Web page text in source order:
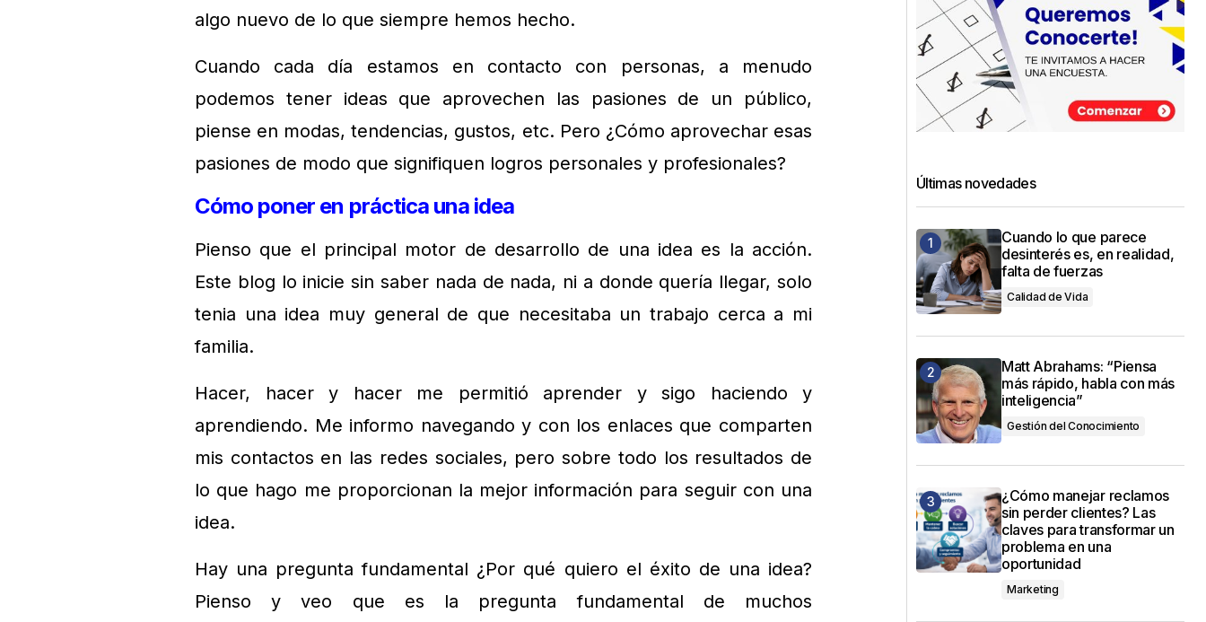
algo nuevo de lo que siempre hemos hecho.
Cuando cada día estamos en contacto con personas, a menudo
podemos tener ideas que aprovechen las pasiones de un público,
piense en modas, tendencias, gustos, etc. Pero ¿Cómo aprovechar esas
pasiones de modo que signifiquen logros personales y profesionales?
Cómo poner en práctica una idea
Pienso que el principal motor de desarrollo de una idea es la acción.
Este blog lo inicie sin saber nada de nada, ni a donde quería llegar, solo
tenia una idea muy general de que necesitaba un trabajo cerca a mi
familia.
Hacer, hacer y hacer me permitió aprender y sigo haciendo y
aprendiendo. Me informo navegando y con los enlaces que comparten
mis contactos en las redes sociales, pero sobre todo los resultados de
lo que hago me proporcionan la mejor información para seguir con una
idea.
Hay una pregunta fundamental ¿Por qué quiero el éxito de una idea?
Pienso y veo que es la pregunta fundamental de muchos
Últimas novedades
Cuando lo que parece
desinterés es, en realidad,
falta de fuerzas
Calidad de Vida
Matt Abrahams: “Piensa
más rápido, habla con más
inteligencia”
Gestión del Conocimiento
¿Cómo manejar reclamos
sin perder clientes? Las
claves para transformar un
problema en una
oportunidad
Marketing